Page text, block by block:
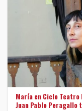
María en Ciclo Teatro
Juan Pablo